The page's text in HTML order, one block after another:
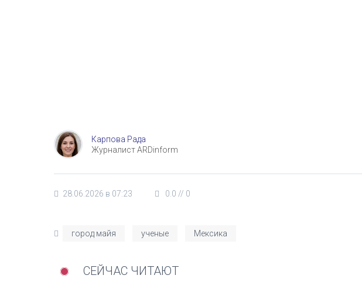
Карпова Рада
Журналист ARDinform
28.06.2026 в 07:23 0.0 // 0
город майя ученые Мексика
СЕЙЧАС ЧИТАЮТ